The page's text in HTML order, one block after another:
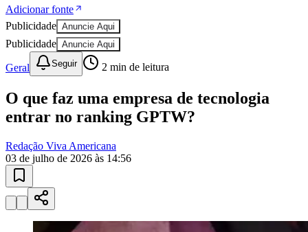
Goiás
Adicionar fonte
Publicidade Anuncie Aqui
Publicidade Anuncie Aqui
Geral Seguir 2 min de leitura
O que faz uma empresa de tecnologia
entrar no ranking GPTW?
Redação Viva Americana
03 de julho de 2026 às 14:56